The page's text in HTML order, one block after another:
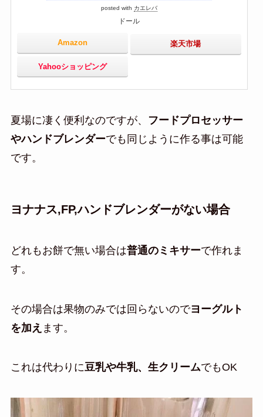
posted with カエレバ
ドール
Amazon 楽天市場
Yahooショッピング
夏場に凄く便利なのですが、
フードプロセッサー
やハンドブレンダーでも同じように作る事は可能
です。
ヨナナス,FP,ハンドブレンダーがない場合
どれもお餅で無い場合は普通のミキサーで作れま
す。
その場合は果物のみでは回らないのでヨーグルト
を加え ます。
これは代わりに豆乳や牛乳、生クリームでもOK